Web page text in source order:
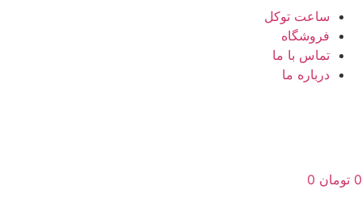
ساعت توکل
فروشگاه
تماس با ما
درباره ما
0 تومان 0